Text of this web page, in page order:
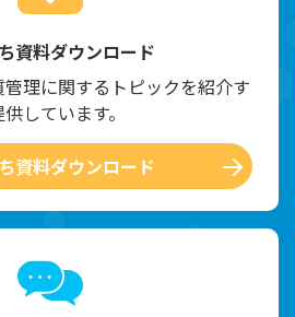
資料ダウンロード
理に関するトピックを紹介す
しています。
資料ダウンロード